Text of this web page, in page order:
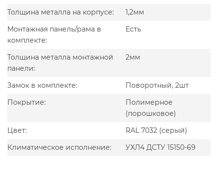
Толщина металла на корпусе:
1,2мм
Монтажная панель/рама в
комплекте:
Есть
Толщина металла монтажной
панели:
2мм
Замок в комплекте:
Поворотный, 2шт
Покрытие:
Полимерное
(порошковое)
Цвет:
RAL 7032 (серый)
Климатическое исполнение:
УХЛ4 ДСТУ 15150-69